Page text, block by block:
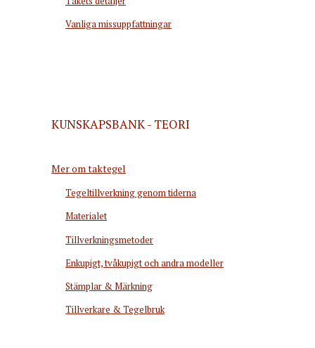
Vanliga missuppfattningar
KUNSKAPSBANK - TEORI
Mer om taktegel
Tegeltillverkning genom tiderna
Materialet
Tillverkningsmetoder
Enkupigt, tvåkupigt och andra modeller
Stämplar & Märkning
Tillverkare & Tegelbruk